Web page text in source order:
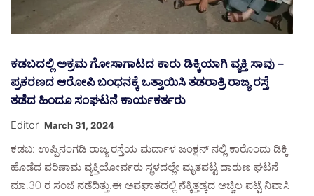
ಕಡಬದಲ್ಲಿ ಅಕ್ರಮ ಗೋಸಾಗಾಟದ ಕಾರು ಡಿಕ್ಕಿಯಾಗಿ ವ್ಯಕ್ತಿ ಸಾವು –
ಪ್ರಕರಣದ ಆರೋಪಿ ಬಂಧನಕ್ಕೆ ಒತ್ತಾಯಿಸಿ ತಡರಾತ್ರಿ ರಾಜ್ಯ ರಸ್ತೆ
ತಡೆದ ಹಿಂದೂ ಸಂಘಟನೆ ಕಾರ್ಯಕರ್ತರು
Editor March 31, 2024
ಕಡಬ: ಉಪ್ಪಿನಂಗಡಿ ರಾಜ್ಯ ರಸ್ತೆಯ ಮರ್ದಾಳ ಜಂಕ್ಷನ್ ನಲ್ಲಿ ಕಾರೊಂದು ಡಿಕ್ಕಿ
ಹೊಡೆದ ಪರಿಣಾಮ ವ್ಯಕ್ತಿಯೋರ್ವರು ಸ್ಥಳದಲ್ಲೇ ಮೃತಪಟ್ಟ ದಾರುಣ ಘಟನೆ
ಮಾ.30 ರ ಸಂಜೆ ನಡೆದಿತ್ತು.ಈ ಅಪಘಾತದಲ್ಲಿ ನೆಕ್ಕಿತ್ತಡ್ಕದ ಅಚ್ಚಿಲ ಪಟ್ಟೆ ನಿವಾಸಿ